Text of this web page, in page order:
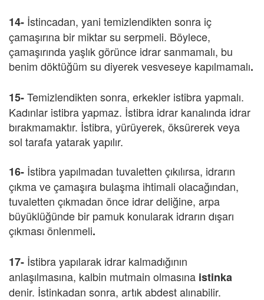
14- İstincadan, yani temizlendikten sonra iç
çamaşırına bir miktar su serpmeli. Böylece,
çamaşırında yaşlık görünce idrar sanmamalı, bu
benim döktüğüm su diyerek vesveseye kapılmamalı.
15-Temizlendikten sonra, erkekler istibra yapmalı.
Kadınlar istibra yapmaz. İstibra idrar kanalında idrar
bırakmamaktır. İstibra, yürüyerek, öksürerek veya
sol tarafa yatarak yapılır.
16- İstibra yapılmadan tuvaletten çıkılırsa, idrarın
çıkma ve çamaşıra bulaşma ihtimali olacağından,
tuvaletten çıkmadan önce idrar deliğine, arpa
büyüklüğünde bir pamuk konularak idrarın dışarı
çıkması önlenmeli.
17- İstibra yapılarak idrar kalmadığının
anlaşılmasına, kalbin mutmain olmasına istinka
denir. İstinkadan sonra, artık abdest alınabilir.